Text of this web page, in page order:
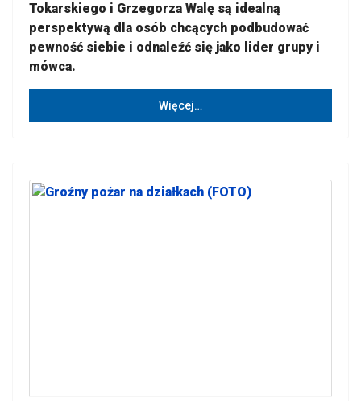
Tokarskiego i Grzegorza Walę są idealną
perspektywą dla osób chcących podbudować
pewność siebie i odnaleźć się jako lider grupy i
mówca.
Więcej…